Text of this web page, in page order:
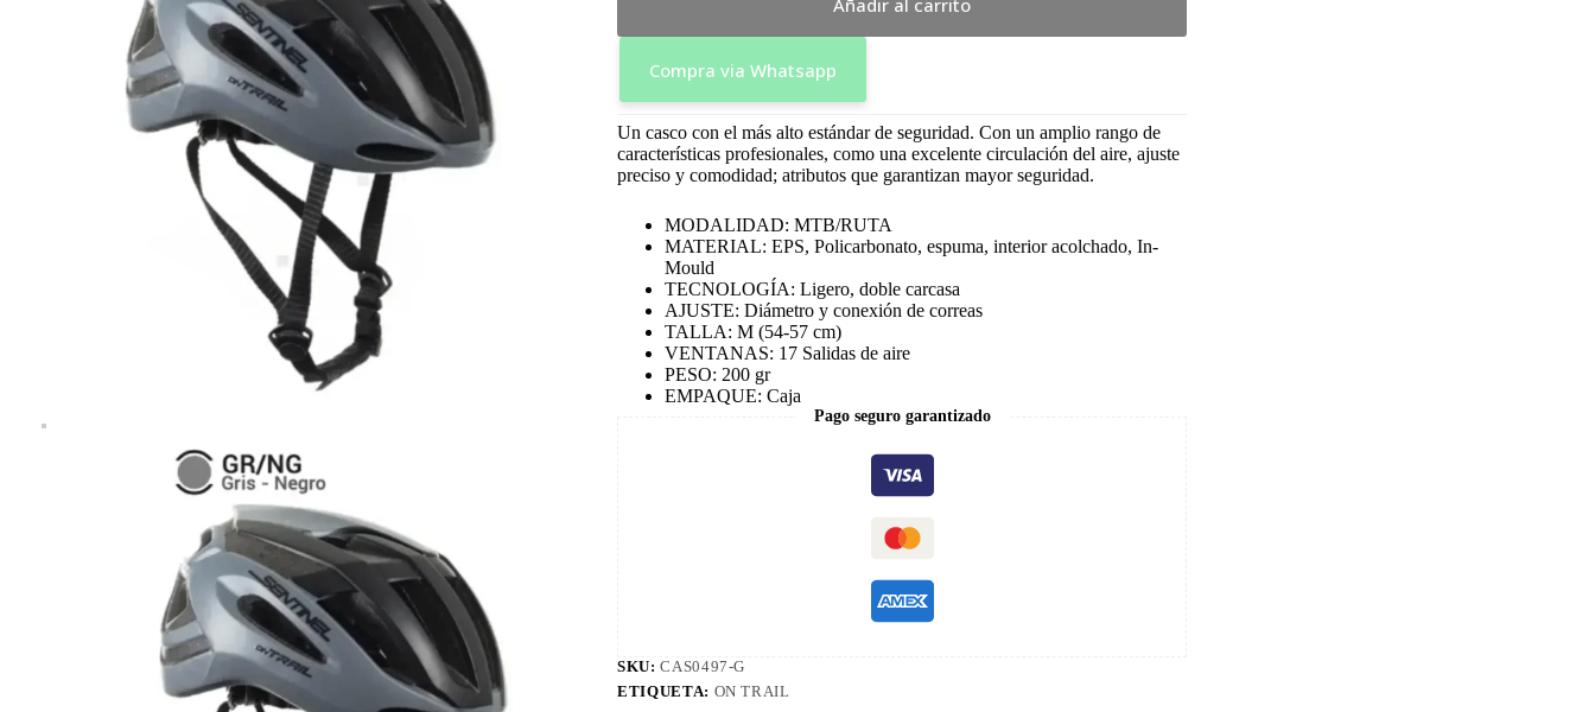
Compra via Whatsapp
Un casco con el más alto estándar de seguridad. Con un amplio rango de
características profesionales, como una excelente circulación del aire, ajuste
preciso y comodidad; atributos que garantizan mayor seguridad.
MODALIDAD: MTB/RUTA
MATERIAL: EPS, Policarbonato, espuma, interior acolchado, In-
Mould
TECNOLOGÍA: Ligero, doble carcasa
AJUSTE: Diámetro y conexión de correas
TALLA: M (54-57 cm)
VENTANAS: 17 Salidas de aire
PESO: 200 gr
EMPAQUE: Caja
Pago seguro garantizado
SKU:CAS0497-G
ETIQUETA: ON TRAIL